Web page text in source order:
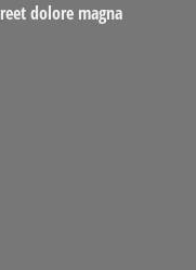
dolore magna